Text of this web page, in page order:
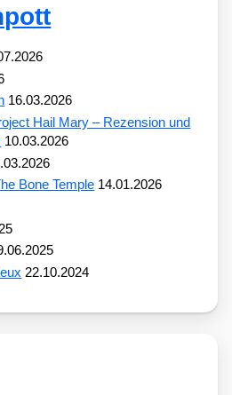
16.03.2026
Hail Mary – Rezension und
10.03.2026
Bone Temple 14.01.2026
22.10.2024